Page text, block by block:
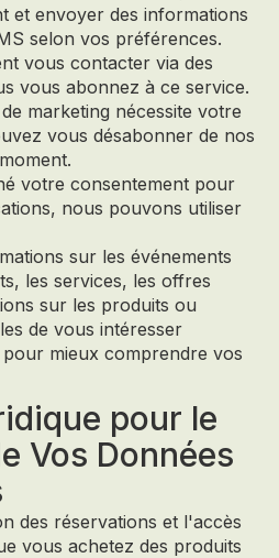
et envoyer des informations
selon vos préférences.
vous contacter via des
vous abonnez à ce service.
marketing nécessite votre
vous désabonner de nos
votre consentement pour
nous pouvons utiliser
sur les événements
les services, les offres
sur les produits ou
de vous intéresser
pour mieux comprendre vos
pour le
Vos Données
des réservations et l'accès
vous achetez des produits